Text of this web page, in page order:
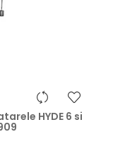
HYDE 6 si